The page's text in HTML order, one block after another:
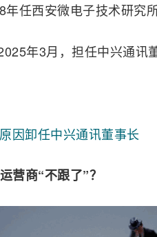
任西安微电子技术研究
年3月，担任中兴通讯
因卸任中兴通讯董事长
营商“不跟了”？